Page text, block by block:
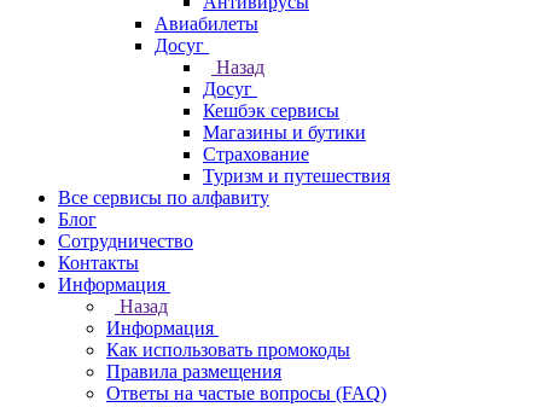
Авиабилеты
Досуг
Назад
Досуг
Кешбэк сервисы
Магазины и бутики
Страхование
Туризм и путешествия
Все сервисы по алфавиту
Блог
Сотрудничество
Контакты
Информация
Назад
Информация
Как использовать промокоды
Правила размещения
Ответы на частые вопросы (FAQ)